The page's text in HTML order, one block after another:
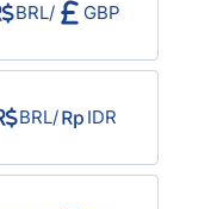
BRL/ GBP
BRL/ IDR